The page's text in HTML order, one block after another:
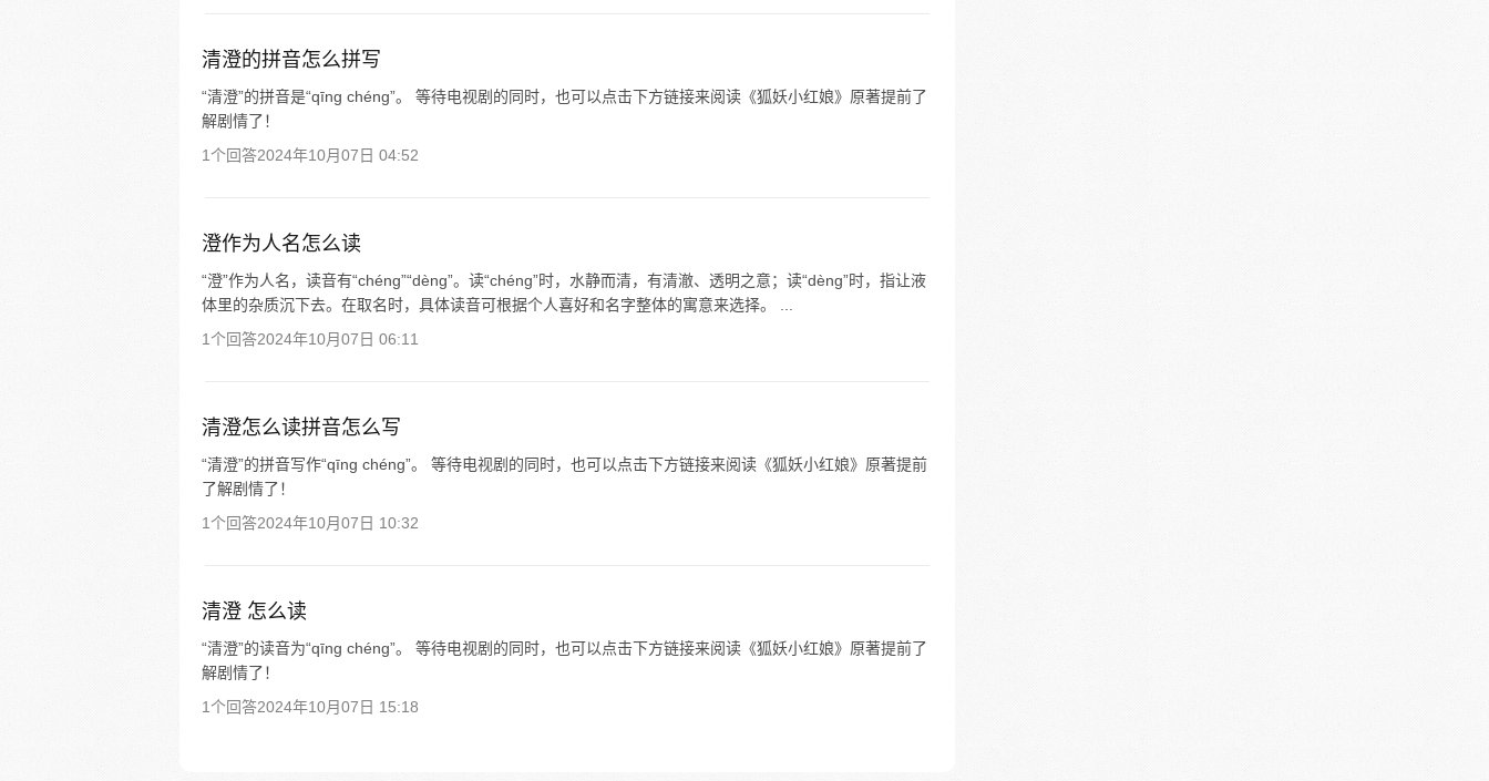
清澄的拼音怎么拼写
“清澄”的拼音是“qīng chéng”。 等待电视剧的同时，也可以点击下方链接来阅读《狐妖小红娘》原著提前了
解剧情了！
1个回答2024年10月07日 04:52
澄作为人名怎么读
“澄”作为人名，读音有“chéng”“dèng”。读“chéng”时，水静而清，有清澈、透明之意；读“dèng”时，指让液
体里的杂质沉下去。在取名时，具体读音可根据个人喜好和名字整体的寓意来选择。 ...
1个回答2024年10月07日 06:11
清澄怎么读拼音怎么写
“清澄”的拼音写作“qīng chéng”。 等待电视剧的同时，也可以点击下方链接来阅读《狐妖小红娘》原著提前
了解剧情了！
1个回答2024年10月07日 10:32
清澄 怎么读
“清澄”的读音为“qīng chéng”。 等待电视剧的同时，也可以点击下方链接来阅读《狐妖小红娘》原著提前了
解剧情了！
1个回答2024年10月07日 15:18